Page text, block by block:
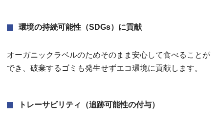
環境の持続可能性（SDGs）に貢献
オーガニックラベルのためそのまま安心して食べることが
でき、破棄するゴミも発生せずエコ環境に貢献します。
トレーサビリティ（追跡可能性の付与）